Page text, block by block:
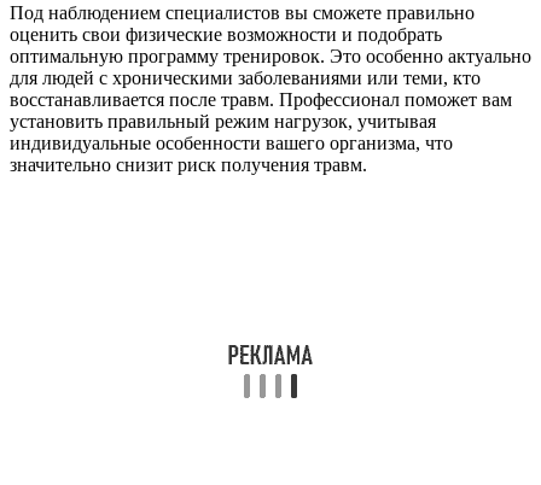
Под наблюдением специалистов вы сможете правильно
оценить свои физические возможности и подобрать
оптимальную программу тренировок. Это особенно актуально
для людей с хроническими заболеваниями или теми, кто
восстанавливается после травм. Профессионал поможет вам
установить правильный режим нагрузок, учитывая
индивидуальные особенности вашего организма, что
значительно снизит риск получения травм.